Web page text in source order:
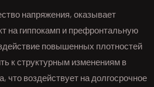
напряжения, оказывает
на гиппокамп и префронтальную
повышенных плотностей
к структурным изменениям в
что воздействует на долгосрочное